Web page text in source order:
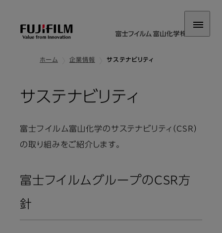
ホーム 企業情報 サステナビリティ
サステナビリティ
富士フイルム富山化学のサステナビリティ（CSR）
の取り組みをご紹介します。
富士フイルムグループのCSR方
針